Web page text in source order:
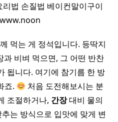
법 손질법 베이컨말이구이
먹는 게 정석입니다. 등딱지
비벼 먹으면, 그 어떤 반찬
됩니다. 여기에 참기름 한 방
죠.
처음 도전해보시는 분
조절하거나, 간장대비 물의
는 방식으로 입맛에 맞게 변